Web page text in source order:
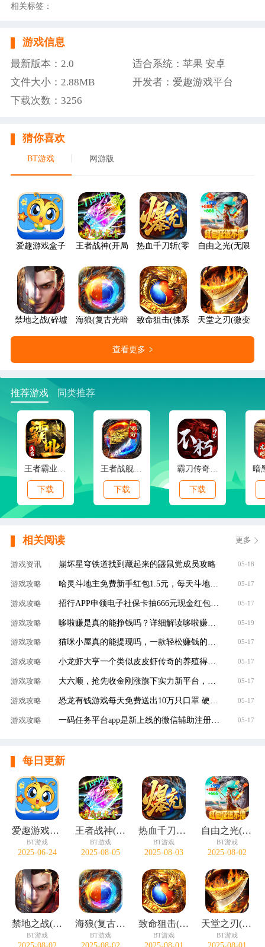
相关标签：
游戏信息
最新版本：2.0
适合系统：苹果 安卓
文件大小：2.88MB
开发者：爱趣游戏平台
下载次数：3256
猜你喜欢
BT游戏 网游版
爱趣游戏盒子 王者战神(开局火龙套)热血千刀斩(零氪送赞爆充)
自由之光(无限红
禁地之战(碎墟诸天沉默)海狼(复古光暗福利版)致命狙击(佛系打金养老传奇)
天堂之刃(微变攻
查看更多
推荐游戏 同类推荐
王者霸业(霸业江湖专属)
下载
王者战舰(新春封神传奇)
下载
霸刀传奇(不朽神器)
下载
相关阅读 更多
游戏资讯 崩坏星穹铁道找到藏起来的鼹鼠党成员攻略 05-18
游戏攻略 哈灵斗地主免费新手红包1.5元，每天斗地主领元 05-17
游戏攻略 招行APP申领电子社保卡抽666元现金红包，100%有礼 05-17
游戏攻略 哆啦赚是真的能挣钱吗？详细解读哆啦赚是不是 05-19
游戏攻略 猫咪小屋真的能提现吗，一款轻松赚钱的养成类 05-17
游戏攻略 小龙虾大亨一个类似皮皮虾传奇的养殖得分红虾 05-17
游戏攻略 大六顺，抢先收金刚涨旗下实力新平台，转发单 05-17
游戏攻略 恐龙有钱游戏每天免费送出10万只口罩 硬核回馈 05-17
游戏攻略 一码任务平台app是新上线的微信辅助注册赚钱平 05-17
每日更新
爱趣游戏盒子
BT游戏
2025-06-24
王者战神(开局火龙套)
BT游戏
2025-08-05
热血千刀斩(零氪送赞爆充)
BT游戏
2025-08-03
自由之光(无限红包免费版)
BT游戏
2025-08-02
禁地之战(碎墟诸天沉默)
BT游戏
海狼(复古光暗福利版)
BT游戏
致命狙击(佛系打金养老传奇)
BT游戏
天堂之刃(微变攻速送充爽)
BT游戏